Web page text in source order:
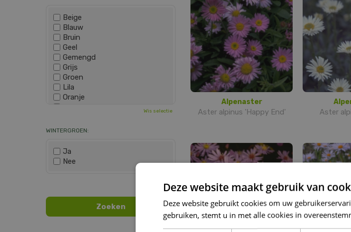
Alpenaster
Aster alpinus 'Happy End' Aster
Beige
Blauw
Bruin
Geel
Gemengd
Grijs
Groen
Lila
Oranje
Roze
Zwart
Wis selectie
WINTERGROEN:
Ja
Nee
Deze website maakt gebruik van
Deze website gebruikt cookies om uw
gebruiken, stemt u in met alle cookies in